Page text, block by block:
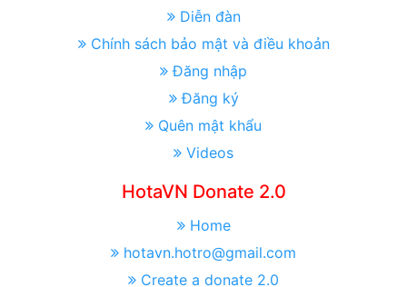
Diễn đàn
Chính sách bảo mật và điều khoản
Đăng nhập
Đăng ký
Quên mật khẩu
Videos
HotaVN Donate 2.0
Home
hotavn.hotro@gmail.com
Create a donate 2.0